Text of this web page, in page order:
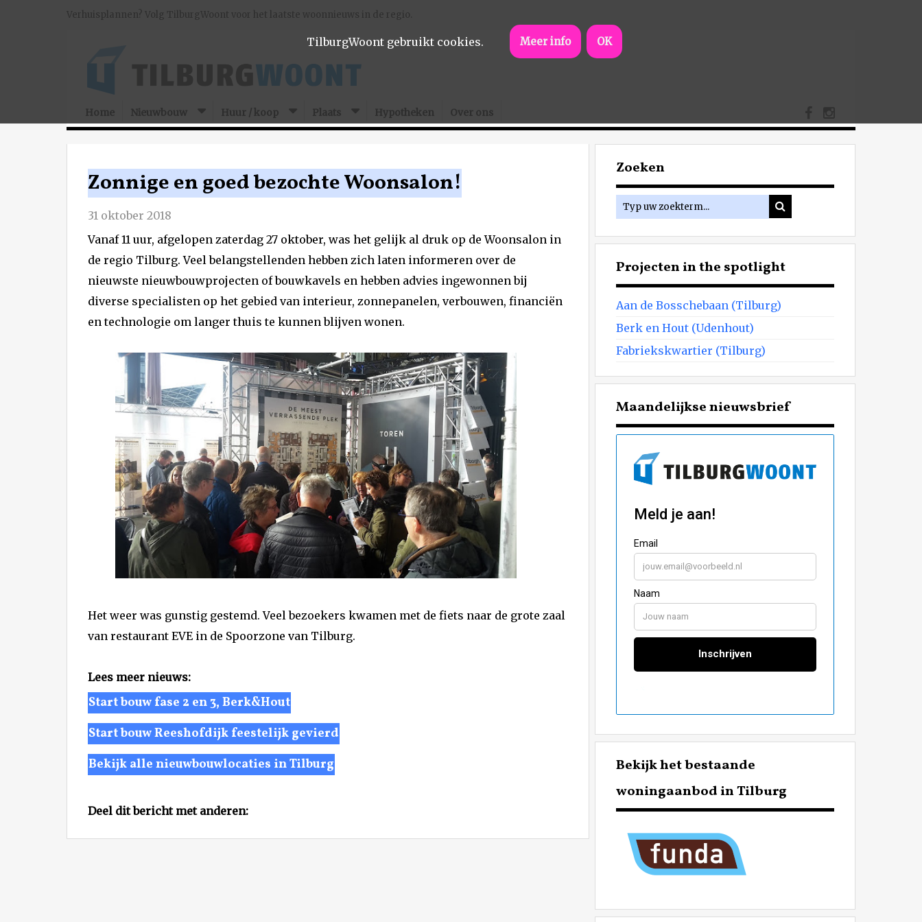
Verhuisplannen? Volg TilburgWoont voor het laatste woonnieuws in de regio.
Home Nieuwbouw Huur / koop Plaats Hypotheken Over ons
Zonnige en goed bezochte Woonsalon!
31 oktober 2018
Vanaf 11 uur, afgelopen zaterdag 27 oktober, was het gelijk al druk op de Woonsalon in
de regio Tilburg. Veel belangstellenden hebben zich laten informeren over de
nieuwste nieuwbouwprojecten of bouwkavels en hebben advies ingewonnen bij
diverse specialisten op het gebied van interieur, zonnepanelen, verbouwen, financiën
en technologie om langer thuis te kunnen blijven wonen.
Het weer was gunstig gestemd. Veel bezoekers kwamen met de fiets naar de grote zaal
van restaurant EVE in de Spoorzone van Tilburg.
Lees meer nieuws:
Start bouw fase 2 en 3, Berk&Hout
Start bouw Reeshofdijk feestelijk gevierd
Bekijk alle nieuwbouwlocaties in Tilburg
Deel dit bericht met anderen:
Zoeken
Projecten in the spotlight
Aan de Bosschebaan (Tilburg)
Berk en Hout (Udenhout)
Fabriekskwartier (Tilburg)
Maandelijkse nieuwsbrief
Bekijk het bestaande
woningaanbod in Tilburg
TilburgWoont gebruikt cookies. Meer info OK